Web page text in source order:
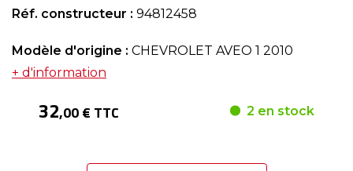
Réf. constructeur : 94812458
Modèle d'origine : CHEVROLET AVEO 1 2010
+ d'information
32,00 € TTC 2 en stock